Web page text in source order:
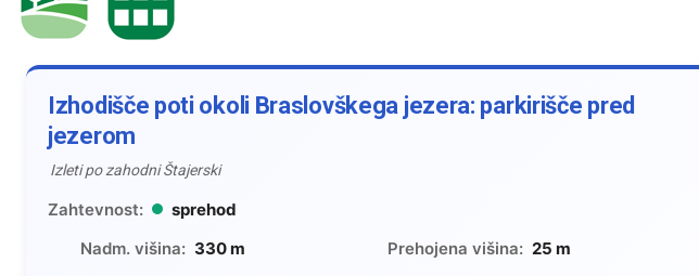
Izhodišče poti okoli Braslovškega jezera: parkirišče pred
jezerom
Izleti po zahodni Štajerski
Zahtevnost:
sprehod
Nadm. višina: 330 m
Prehojena višina: 25 m